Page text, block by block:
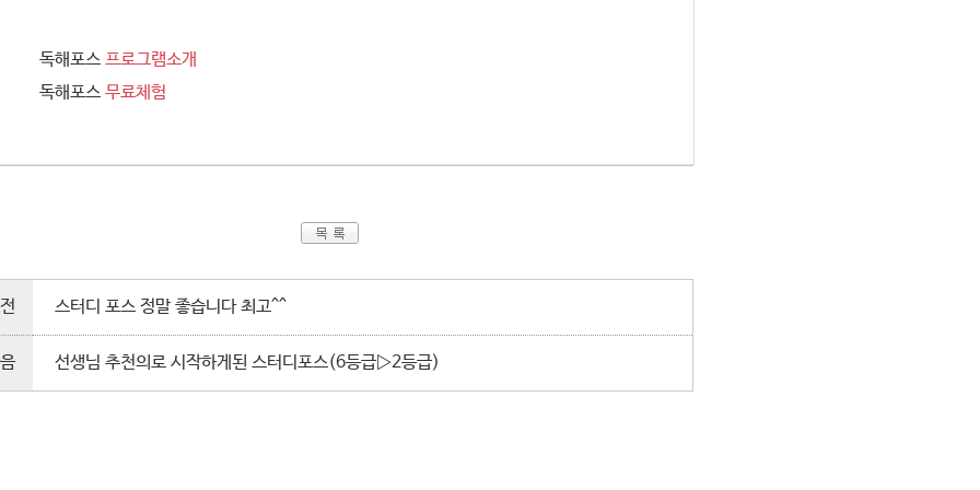
독해포스 프로그램소개
독해포스 무료체험
스터디 포스 정말 좋습니다 최고^^
선생님 추천의로 시작하게된 스터디포스(6등급▷2등급)